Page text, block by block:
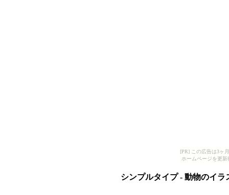
[PR] この広告は3ヶ
ホームページを更
シンプルタイプ - 動物のイ